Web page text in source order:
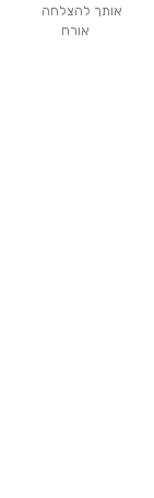
אותך להצלחה
אורח